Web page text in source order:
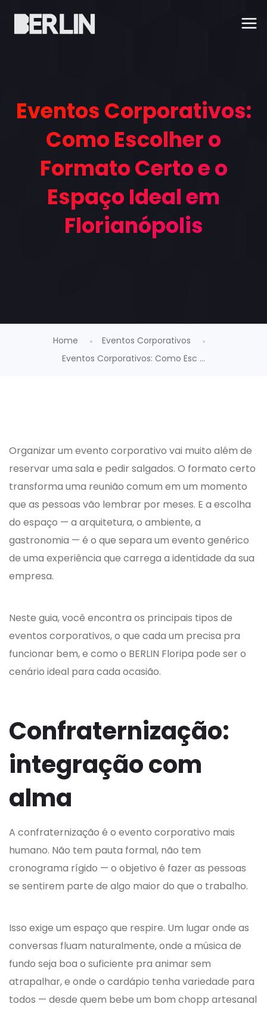
Eventos
Eventos Corporativos:
Como Escolher o
Formato Certo e o
Espaço Ideal em
Florianópolis
Home
Eventos Corporativos
Eventos Corporativos: Como Esc ...
Organizar um evento corporativo vai muito além de
reservar uma sala e pedir salgados. O formato certo
transforma uma reunião comum em um momento
que as pessoas vão lembrar por meses. E a escolha
do espaço — a arquitetura, o ambiente, a
gastronomia — é o que separa um evento genérico
de uma experiência que carrega a identidade da sua
empresa.
Neste guia, você encontra os principais tipos de
eventos corporativos, o que cada um precisa pra
funcionar bem, e como o BERLIN Floripa pode ser o
cenário ideal para cada ocasião.
Confraternização:
integração com
alma
A confraternização é o evento corporativo mais
humano. Não tem pauta formal, não tem
cronograma rígido — o objetivo é fazer as pessoas
se sentirem parte de algo maior do que o trabalho.
Isso exige um espaço que respire. Um lugar onde as
conversas fluam naturalmente, onde a música de
fundo seja boa o suficiente pra animar sem
atrapalhar, e onde o cardápio tenha variedade para
todos — desde quem bebe um bom chopp artesanal